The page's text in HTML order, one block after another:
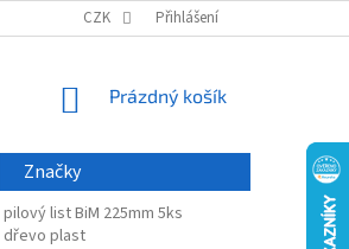
VELKOOBCHOD ČASTO KLADENÉ DOTAZY
CZK Přihlášení
NÁKUPNÍ
Prázdný košík
Značky
pilový list BiM 225mm 5ks
dřevo plast